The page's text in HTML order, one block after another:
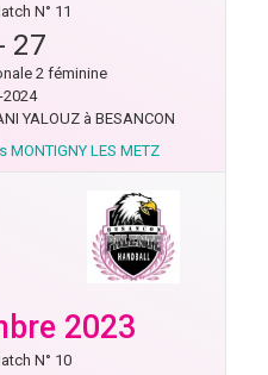
N° 11
27
2 féminine
2024
YALOUZ à BESANCON
MONTIGNY LES METZ
2023
N° 10